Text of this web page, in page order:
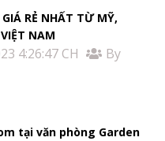
GIÁ RẺ NHẤT TỪ MỸ,
NAM
4:26:47 CH
By
tại văn phòng Garden